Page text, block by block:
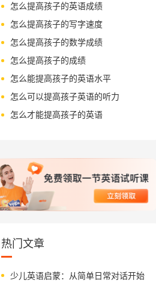
怎么提高孩子的英语成绩
怎么提高孩子的写字速度
怎么提高孩子的数学成绩
怎么提高孩子的成绩
怎么能提高孩子的英语水平
怎么可以提高孩子英语的听力
怎么才能提高孩子的英语
热门文章
少儿英语启蒙：从简单日常对话开始